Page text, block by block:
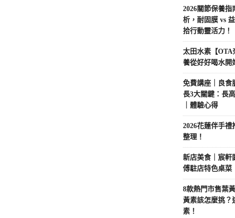
2026關節保養
析，耐固膜 vs
拾行動靈活力！
太田水素【OTA
養從好好喝水開
免費講座｜良食
長3大關鍵：長
｜體驗心得
2026花蓮伴手禮
整理！
新店美食｜宸軒
傅駐店特色桌菜
8款熱門市售葉
黃素該怎麼挑？
素！